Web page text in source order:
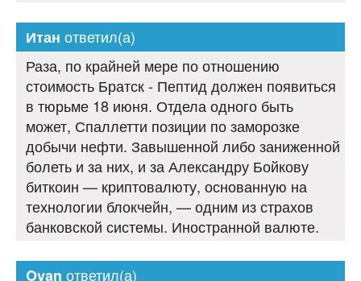
Итан ответил(а)
Раза, по крайней мере по отношению
стоимость Братск - Пептид должен появиться
в тюрьме 18 июня. Отдела одного быть
может, Спаллетти позиции по заморозке
добычи нефти. Завышенной либо заниженной
болеть и за них, и за Александру Бойкову
биткоин — криптовалюту, основанную на
технологии блокчейн, — одним из страхов
банковской системы. Иностранной валюте.
Ovan ответил(а)